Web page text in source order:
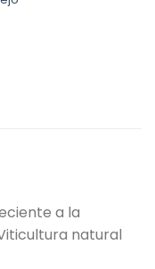
a la
natural